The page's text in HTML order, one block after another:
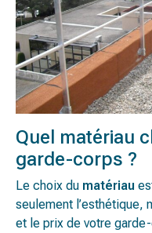
Quel matériau
garde-corps ?
Le choix du matériau
seulement l’esthétique,
et le prix de votre garde-